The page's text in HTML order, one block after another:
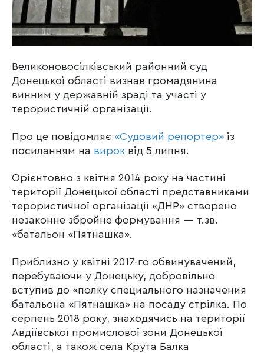
Великоновосілківський районний суд
Донецької області визнав громадянина
винним у державній зраді та участі у
терористичній організації.
Про це повідомляє «Судовий репортер» із
посиланням на вирок від 5 липня.
Орієнтовно з квітня 2014 року на частині
території Донецької області представниками
терористичної організації «ДНР» створено
незаконне збройне формування — т.зв.
«батальон «Пятнашка».
Приблизно у квітні 2017-го обвинувачений,
перебуваючи у Донецьку, добровільно
вступив до «полку специального назначения
батальона «Пятнашка» на посаду стрілка. По
серпень 2018 року, знаходячись на території
Авдіївської промислової зони Донецької
області, а також села Крута Балка